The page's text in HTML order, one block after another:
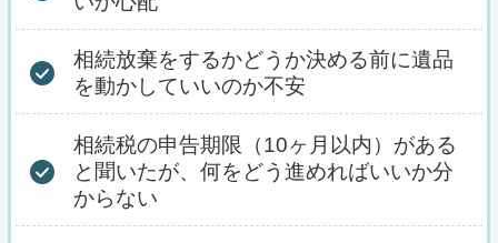
相続放棄をするかどうか決める前に遺品
を動かしていいのか不安
相続税の申告期限（10ヶ月以内）がある
と聞いたが、何をどう進めればいいか分
からない